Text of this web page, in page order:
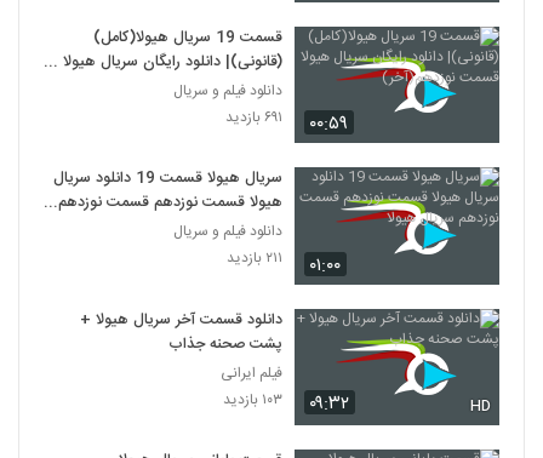
۰۰:۵۹
قسمت 19 سریال هیولا(کامل)
(قانونی)| دانلود رایگان سریال هیولا
قسمت نوزدهم(آخر)
دانلود فیلم و سریال
۶۹۱ بازدید
۰۱:۰۰
سریال هیولا قسمت 19 دانلود سریال
هیولا قسمت نوزدهم قسمت نوزدهم
سریال هیولا
دانلود فیلم و سریال
۲۱۱ بازدید
۰۹:۳۲ HD
دانلود قسمت آخر سریال هیولا +
پشت صحنه جذاب
فیلم ایرانی
۱۰۳ بازدید